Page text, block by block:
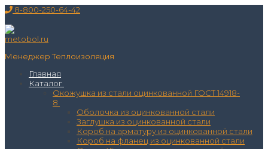
Перейти
содержимому
Меню
Закрыть
8-800-250-64-42
Менеджер Теплоизоляция
Главная
Каталог
Окожушка из стали оцинкованной ГОСТ 14918-
8
Оболочка из оцинкованной стали
Заглушка из оцинкованной стали
Короб на арматуру из оцинкованной стали
Короб на фланец из оцинкованной стали